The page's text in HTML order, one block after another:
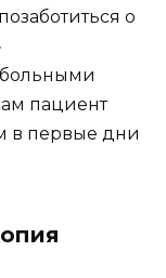
о
больными
пациент
в первые дни